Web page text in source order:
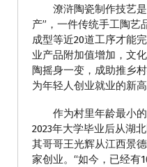
潦浒陶瓷制作技艺是
产”，一件传统手工陶艺
成型等近20道工序才能
业产品附加值增加，文
陶摇身一变，成助推乡
为年轻人创业就业的新高
作为村里年龄最小的
2023年大学毕业后从湖
其哥哥王光辉从江西景
家创业。“如今，已经有